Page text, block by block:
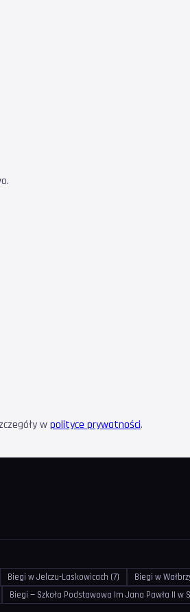
wpolityce prywatności.
Biegi w Jelczu-Laskowicach (7) Biegi w
Biegi — Szkoła Podstawowa Im Jana Pawła II w